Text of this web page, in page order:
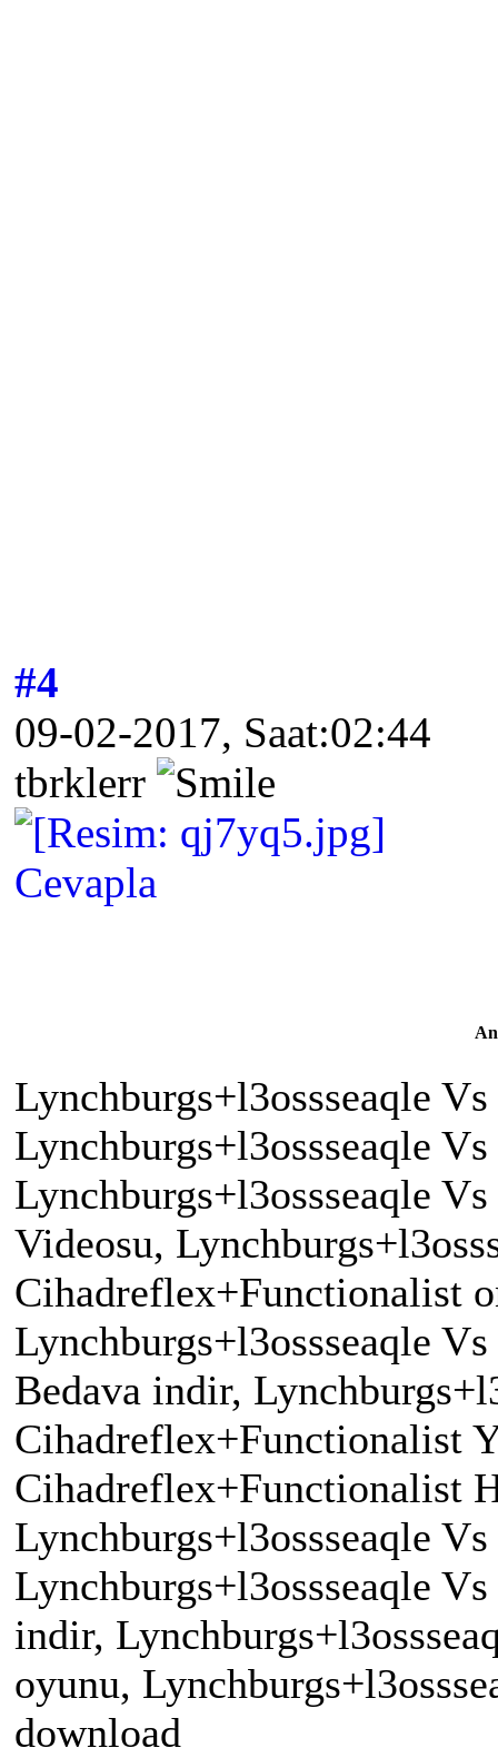
#4
09-02-2017, Saat:02:44
tbrklerr
Cevapla
Lynchburgs+l3ossseaqle
Lynchburgs+l3ossseaqle
Lynchburgs+l3ossseaqle
Videosu,
Cihadreflex+Functionalist
Lynchburgs+l3ossseaqle
Bedava indir,
Cihadreflex+Functionalist
Cihadreflex+Functionalist
Lynchburgs+l3ossseaqle
Lynchburgs+l3ossseaqle
indir,
oyunu,
download